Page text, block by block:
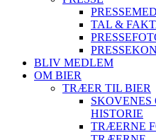
TAL &
BLIV MEDLEM
OM BIER
TRÆER TIL BIER
HISTORIE
TRÆERNE